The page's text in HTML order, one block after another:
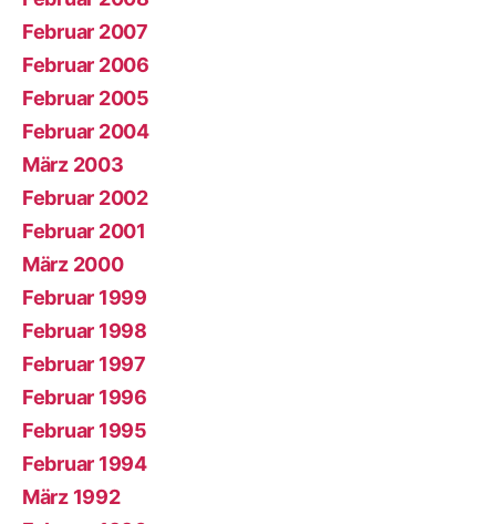
Februar 2007
Februar 2006
Februar 2005
Februar 2004
März 2003
Februar 2002
Februar 2001
März 2000
Februar 1999
Februar 1998
Februar 1997
Februar 1996
Februar 1995
Februar 1994
März 1992